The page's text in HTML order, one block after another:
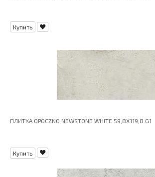
Купить
ПЛИТКА OPOCZNO NEWSTONE WHITE 59,8X119,8 G1
Купить